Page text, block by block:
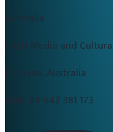
Australia
CALD Media and
Brisbane, Australia
84 642 381 173